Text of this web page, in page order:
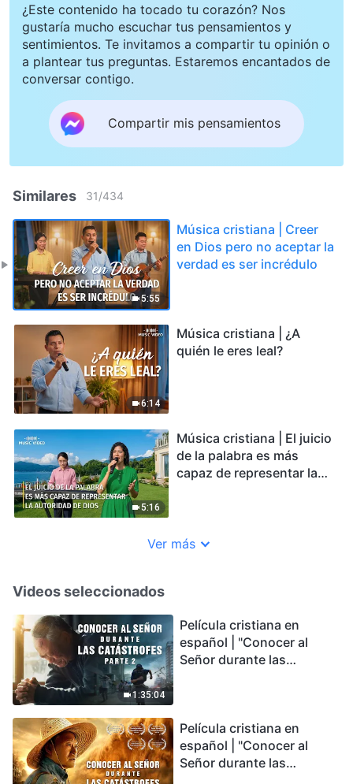
¿Este contenido ha tocado tu corazón? Nos
gustaría mucho escuchar tus pensamientos y
sentimientos. Te invitamos a compartir tu opinión o
a plantear tus preguntas. Estaremos encantados de
conversar contigo.
Compartir mis pensamientos
Similares 31/434
5:55
Música cristiana | Creer
en Dios pero no aceptar la
verdad es ser incrédulo
6:14
Música cristiana | ¿A
quién le eres leal?
5:16
Música cristiana | El juicio
de la palabra es más
capaz de representar la
Ver más
Videos seleccionados
1:35:04
Película cristiana en
español | "Conocer al
Señor durante las
podemos sobrevivir?
Película cristiana en
español | "Conocer al
Señor durante las